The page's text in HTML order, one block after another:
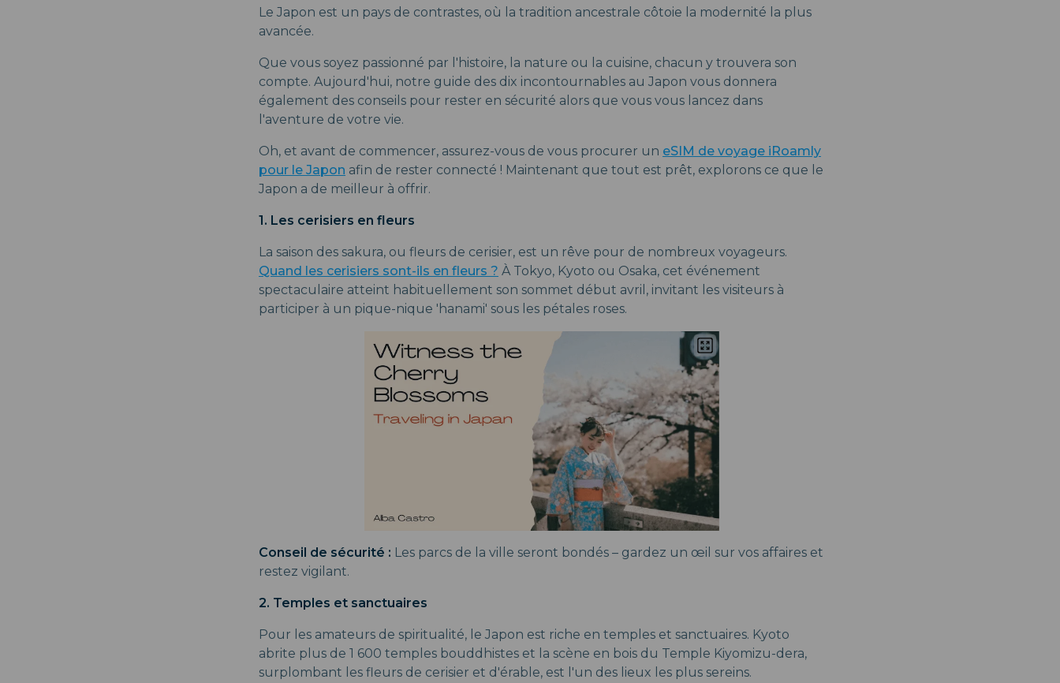
Le Japon est un pays de contrastes, où la tradition ancestrale côtoie la modernité la plus
avancée.
Que vous soyez passionné par l'histoire, la nature ou la cuisine, chacun y trouvera son
compte. Aujourd'hui, notre guide des dix incontournables au Japon vous donnera
également des conseils pour rester en sécurité alors que vous vous lancez dans
l'aventure de votre vie.
Oh, et avant de commencer, assurez-vous de vous procurer un eSIM de voyage iRoamly
pour le Japon afin de rester connecté ! Maintenant que tout est prêt, explorons ce que le
Japon a de meilleur à offrir.
1. Les cerisiers en fleurs
La saison des sakura, ou fleurs de cerisier, est un rêve pour de nombreux voyageurs.
Quand les cerisiers sont-ils en fleurs ? À Tokyo, Kyoto ou Osaka, cet événement
spectaculaire atteint habituellement son sommet début avril, invitant les visiteurs à
participer à un pique-nique 'hanami' sous les pétales roses.
Conseil de sécurité : Les parcs de la ville seront bondés – gardez un œil sur vos affaires et
restez vigilant.
2. Temples et sanctuaires
Pour les amateurs de spiritualité, le Japon est riche en temples et sanctuaires. Kyoto
abrite plus de 1 600 temples bouddhistes et la scène en bois du Temple Kiyomizu-dera,
surplombant les fleurs de cerisier et d'érable, est l'un des lieux les plus sereins.